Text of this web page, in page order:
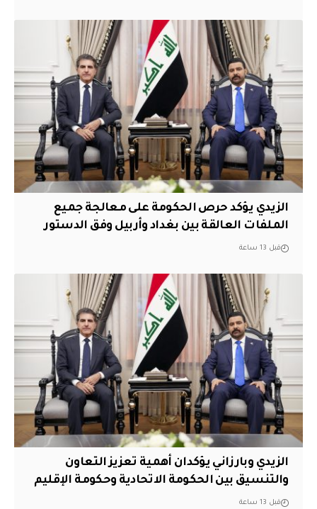
الزيدي يؤكد حرص الحكومة على معالجة جميع
الملفات العالقة بين بغداد وأربيل وفق الدستور
قبل 13 ساعة
الزيدي وبارزاني يؤكدان أهمية تعزيز التعاون
والتنسيق بين الحكومة الاتحادية وحكومة الإقليم
قبل 13 ساعة